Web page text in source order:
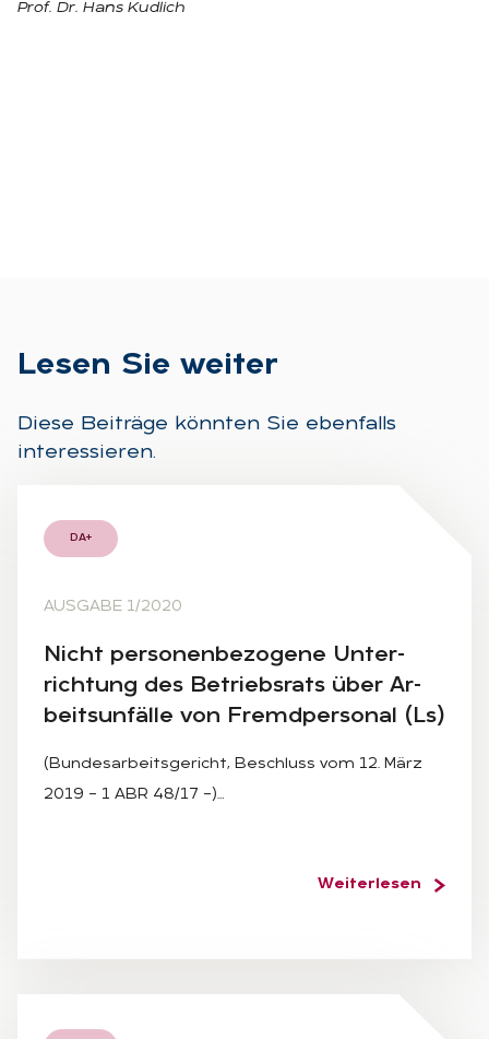
Prof. Dr. Hans Kudlich
Le­sen Sie wei­ter
Diese Beiträge könnten Sie ebenfalls
interessieren.
DA+
AUSGABE 1/2020
Nicht per­so­nen­be­zo­ge­ne Un­ter­
rich­tung des Be­triebs­rats über Ar­
beits­un­fäl­le von Fremd­per­so­nal (Ls)
(Bundesarbeitsgericht, Beschluss vom 12. März
2019 – 1 ABR 48/17 –)…
Weiterlesen